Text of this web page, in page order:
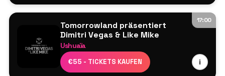
M3 Ibiza Live-Musiker-Show
17:00
Tomorrowland präsentiert
Dimitri Vegas & Like Mike
Ushuaïa
€55 - TICKETS KAUFEN i
Dimitri Vegas & Like Mike
Mehr in Kürze